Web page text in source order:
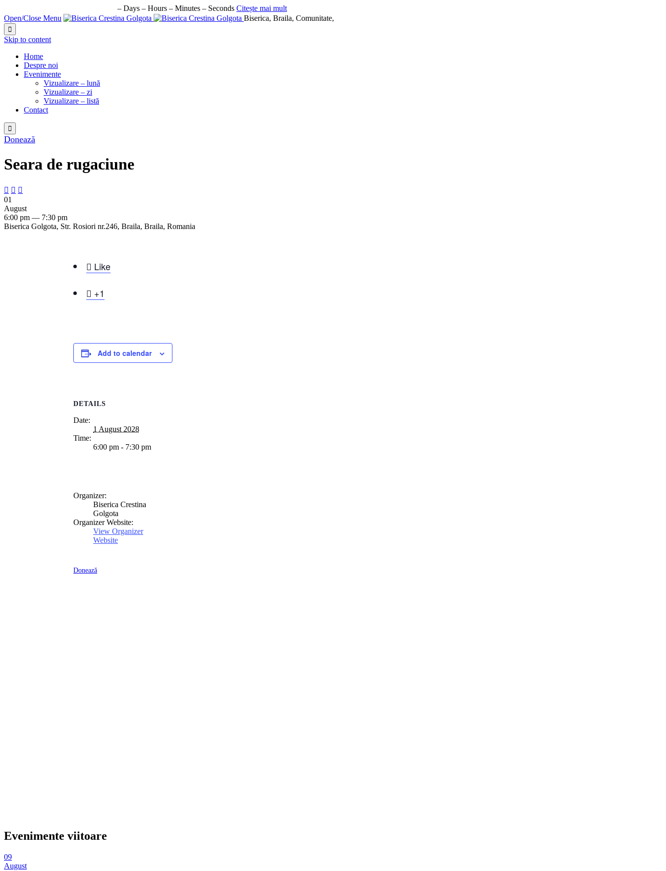
– Days – Hours – Minutes – Seconds Citește mai mult
Open/Close Menu
Biserica, Braila, Comunitate,

Skip to content
Home
Despre noi
Evenimente
Vizualizare – lună
Vizualizare – zi
Vizualizare – listă
Contact

Donează
Seara de rugaciune
  
01
August
6:00 pm — 7:30 pm
Biserica Golgota, Str. Rosiori nr.246, Braila, Braila, Romania
 Like
 +1
Add to calendar
DETAILS
Date:
1 August 2028
Time:
6:00 pm - 7:30 pm
Organizer:
Biserica Crestina
Golgota
Organizer Website:
View Organizer
Website
Donează
Evenimente viitoare
09
August